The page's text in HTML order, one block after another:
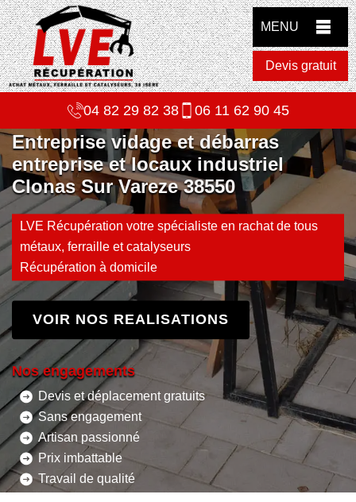
MENU
Devis gratuit
04 82 29 82 38 06 11 62 90 45
Entreprise vidage et débarras
entreprise et locaux industriel
Clonas Sur Vareze 38550
LVE Récupération votre spécialiste en rachat de tous
métaux, ferraille et catalyseurs
Récupération à domicile
VOIR NOS REALISATIONS
Nos engagements
Devis et déplacement gratuits
Sans engagement
Artisan passionné
Prix imbattable
Travail de qualité